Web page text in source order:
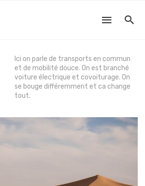
Ici on parle de transports en commun
et de mobilité douce. On est branché
voiture électrique et covoiturage. On
se bouge différemment et ca change
tout.